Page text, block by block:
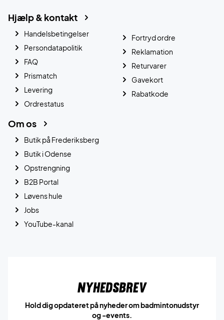
Hjælp & kontakt
Handelsbetingelser
Persondatapolitik
FAQ
Prismatch
Levering
Ordrestatus
Fortryd ordre
Reklamation
Returvarer
Gavekort
Rabatkode
Om os
Butik på Frederiksberg
Butik i Odense
Opstrengning
B2B Portal
Løvens hule
Jobs
YouTube-kanal
Nyhedsbrev
Hold dig opdateret på nyheder om badmintonudstyr
og -events.